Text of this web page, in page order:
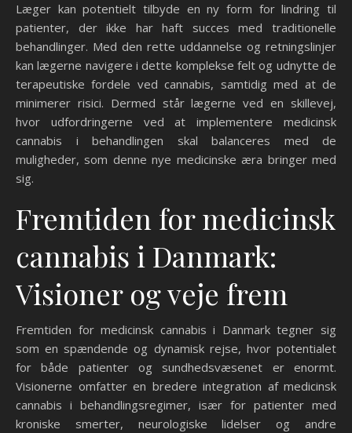
Læger kan potentielt tilbyde en ny form for lindring til
patienter, der ikke har haft succes med traditionelle
behandlinger. Med den rette uddannelse og retningslinjer
kan lægerne navigere i dette komplekse felt og udnytte de
terapeutiske fordele ved cannabis, samtidig med at de
minimerer risici. Dermed står lægerne ved en skillevej,
hvor udfordringerne ved at implementere medicinsk
cannabis i behandlingen skal balanceres med de
muligheder, som denne nye medicinske æra bringer med
sig.
Fremtiden for medicinsk
cannabis i Danmark:
Visioner og veje frem
Fremtiden for medicinsk cannabis i Danmark tegner sig
som en spændende og dynamisk rejse, hvor potentialet
for både patienter og sundhedsvæsenet er enormt.
Visionerne omfatter en bredere integration af medicinsk
cannabis i behandlingsregimer, især for patienter med
kroniske smerter, neurologiske lidelser og andre